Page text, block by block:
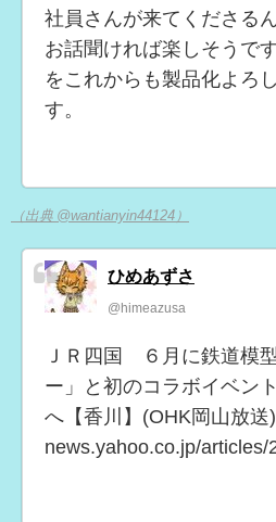
社員さんが来てくださる
お話聞ければ楽しそうで
をこれからも製品化よろ
す。
（出典 @wantianyin44124）
ひめあずさ
@himeazusa
ＪＲ四国 ６月に鉄道模
ー」と初のコラボイベン
へ【香川】(OHK岡山放送
news.yahoo.co.jp/